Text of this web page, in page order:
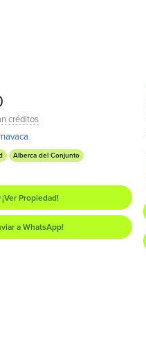
créditos
Alberca del Conjunto
¡Ver Propiedad!
a WhatsApp!